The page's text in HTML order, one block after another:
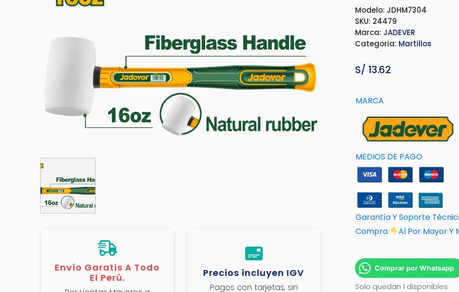
Envío Garatis A Todo
El Perú.
Precios incluyen IGV
Pagos con tarjetas, sin
Modelo: JDHM7304
SKU: 24479
Marca: JADEVER
Categoria: Martillos
S/ 13.62
MARCA
MEDIOS DE PAGO
Garantía Y Soporte
Compra
Al Por Mayor Y
Comprar por Whatsapp
Solo quedan 1 disponibles